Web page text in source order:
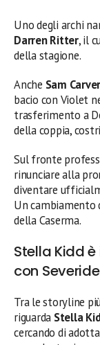
Uno degli archi
Darren Ritter, il
della stagione.
Anche Sam Carver
bacio con Violet
trasferimento a
della coppia,
Sul fronte
rinunciare alla
diventare
Un
della Caserma.
Stella Kidd
con Severide
Tra le storyline
riguarda Stella
cercando di